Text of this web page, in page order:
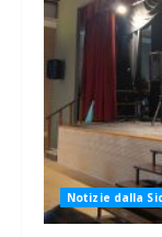
Notizie dalla